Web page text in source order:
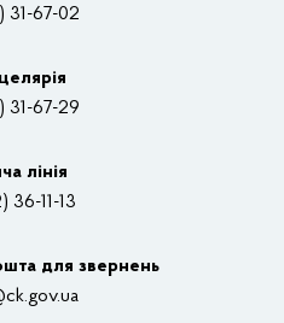
ОДА
31-67-02
31-67-29
лінія
36-11-13
для звернень